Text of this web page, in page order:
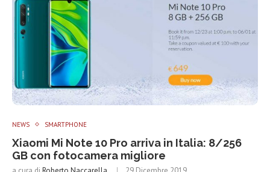
NEWS SMARTPHONE
Xiaomi Mi Note 10 Pro arriva in Italia: 8/256
GB con fotocamera migliore